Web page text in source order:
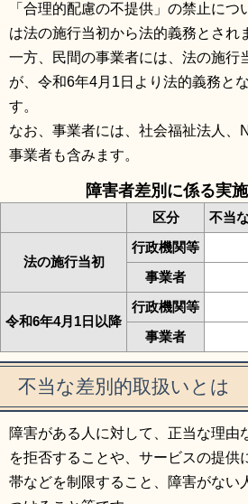
「合理的配慮の不提供」の禁止につ
は法の施行当初から法的義務とされ
一方、民間の事業者には、法の施行
が、令和6年4月1日より法的義務と
す。
なお、事業者には、社会福祉法人、
事業者も含みます。
障害者差別に係る実
区分 不当
法の施行当初
行政機関等
事業者
令和6年4月1日以降
行政機関等
事業者
不当な差別的取扱いとは
障害がある人に対して、正当な理由
を拒否することや、サービスの提供
帯などを制限すること、障害がない